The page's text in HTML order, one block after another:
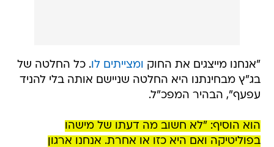
"אנחנו מייצגים את החוק ומצייתים לו. כל החלטה של
בג"ץ מבחינתנו היא החלטה שניישם אותה בלי להניד
עפעף", הבהיר המפכ"ל.
הוא הוסיף: "לא חשוב מה דעתו של מישהו
בפוליטיקה ואם היא כזו או אחרת. אנחנו ארגון